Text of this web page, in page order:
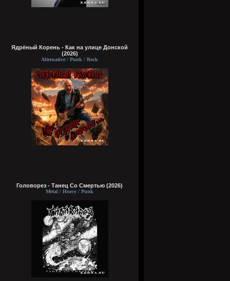
Ядрёный Корень - Как на улице Донской
(2026)
Alternative / Punk / Rock
Головорез - Tанец Со Смертью (2026)
Metal / Heavy / Punk